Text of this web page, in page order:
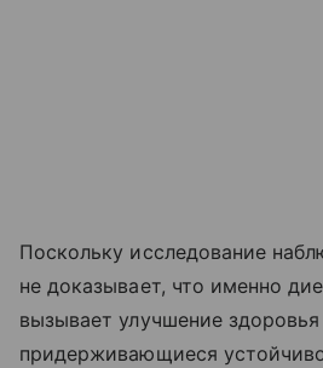
Поскольку исследование
не доказывает, что именно
вызывает улучшение
придерживающиеся